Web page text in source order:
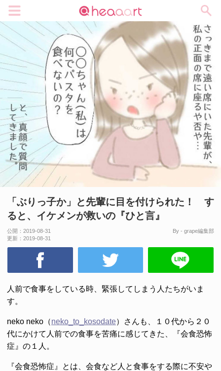
「ぶりっ子か」と先輩に目を付けられた！ す
ると、イケメンが救いの『ひと言』
公開： 2019-08-31
更新： 2019-08-31
By - grape編集部
人前で食事をしている時、緊張してしまう人たちがいま
す。
neko neko（neko_to_kosodate）さんも、１０代から２０
代にかけて人前での食事を苦痛に感じてきた、『会食恐怖
症』の１人。
『会食恐怖症』とは、会食など人と食事をする際に不安や